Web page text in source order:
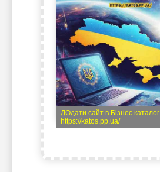
ДОдати сайт в Бізнес каталог
https://katos.pp.ua/